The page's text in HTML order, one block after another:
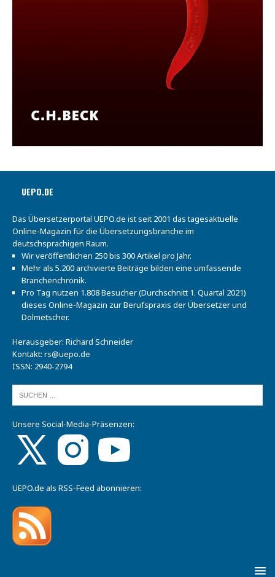
UEPO.DE
Das Übersetzerportal UEPO.de ist seit 2001 das tagesaktuelle
Online-Magazin für die Übersetzungsbranche im
deutschsprachigen Raum.
Wir veröffentlichen 250 bis 300 Artikel pro Jahr.
Mehr als 5.200 archivierte Beiträge bilden eine umfassende
Branchenchronik.
Pro Tag nutzen 1.808 Besucher (Durchschnitt 1. Quartal 2021)
dieses Online-Magazin zur Berufspraxis der Übersetzer und
Dolmetscher.
Herausgeber: Richard Schneider
Kontakt: rs@uepo.de
ISSN: 2940-2794
Unsere Social-Media-Präsenzen:
UEPO.de als RSS-Feed abonnieren: